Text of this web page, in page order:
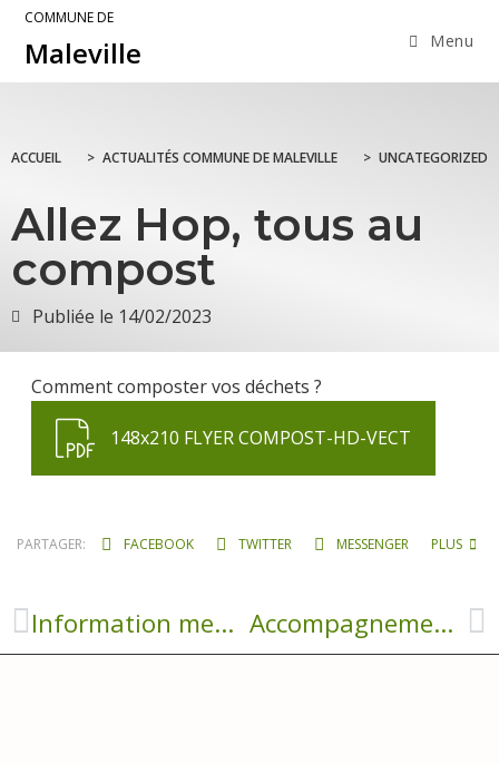
COMMUNE DE
Maleville Menu
ACCUEIL > ACTUALITÉS COMMUNE DE MALEVILLE > UNCATEGORIZED
Allez Hop, tous au
compost
Publiée le 14/02/2023
Comment composter vos déchets ?
148x210 FLYER COMPOST-HD-VECT
PARTAGER: FACEBOOK TWITTER MESSENGER PLUS
Information menu de la cantine Accompagnement pour le e-commerce